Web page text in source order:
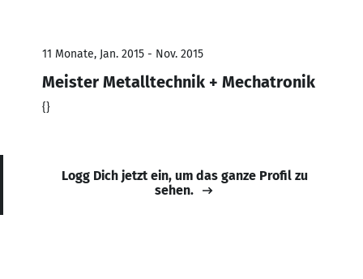
11 Monate, Jan. 2015 - Nov. 2015
Meister Metalltechnik + Mechatronik
{}
Logg Dich jetzt ein, um das ganze Profil zu
sehen.